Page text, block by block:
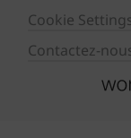
Cookie
Contactez-